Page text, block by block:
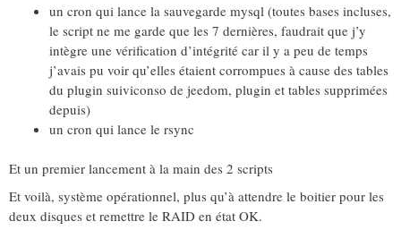
un cron qui lance la sauvegarde mysql (toutes bases incluses,
le script ne me garde que les 7 dernières, faudrait que j’y
intègre une vérification d’intégrité car il y a peu de temps
j’avais pu voir qu’elles étaient corrompues à cause des tables
du plugin suiviconso de jeedom, plugin et tables supprimées
depuis)
un cron qui lance le rsync
Et un premier lancement à la main des 2 scripts
Et voilà, système opérationnel, plus qu’à attendre le boitier pour les
deux disques et remettre le RAID en état OK.